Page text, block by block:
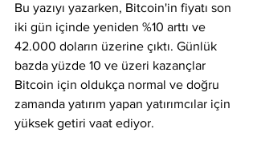
Bu yazıyı yazarken, Bitcoin'in fiyatı son
iki gün içinde yeniden %10 arttı ve
42.000 doların üzerine çıktı. Günlük
bazda yüzde 10 ve üzeri kazançlar
Bitcoin için oldukça normal ve doğru
zamanda yatırım yapan yatırımcılar için
yüksek getiri vaat ediyor.